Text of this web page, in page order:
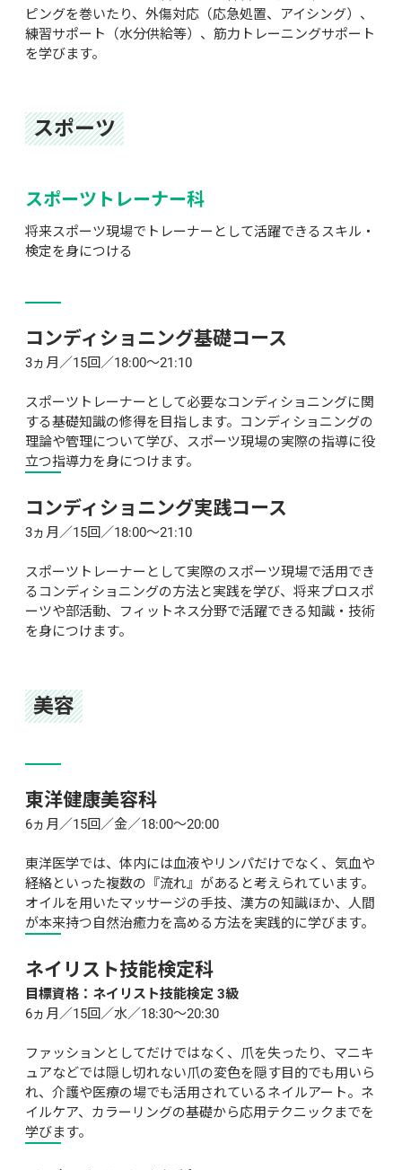
ピングを巻いたり、外傷対応（応急処置、アイシング）、
練習サポート（水分供給等）、筋力トレーニングサポート
を学びます。
スポーツ
スポーツトレーナー科
将来スポーツ現場でトレーナーとして活躍できるスキル・
検定を身につける
コンディショニング基礎コース
3ヵ月／15回／18:00～21:10
スポーツトレーナーとして必要なコンディショニングに関
する基礎知識の修得を目指します。コンディショニングの
理論や管理について学び、スポーツ現場の実際の指導に役
立つ指導力を身につけます。
コンディショニング実践コース
3ヵ月／15回／18:00～21:10
スポーツトレーナーとして実際のスポーツ現場で活用でき
るコンディショニングの方法と実践を学び、将来プロスポ
ーツや部活動、フィットネス分野で活躍できる知識・技術
を身につけます。
美容
東洋健康美容科
6ヵ月／15回／金／18:00～20:00
東洋医学では、体内には血液やリンパだけでなく、気血や
経絡といった複数の『流れ』があると考えられています。
オイルを用いたマッサージの手技、漢方の知識ほか、人間
が本来持つ自然治癒力を高める方法を実践的に学びます。
ネイリスト技能検定科
目標資格：ネイリスト技能検定 3級
6ヵ月／15回／水／18:30～20:30
ファッションとしてだけではなく、爪を失ったり、マニキ
ュアなどでは隠し切れない爪の変色を隠す目的でも用いら
れ、介護や医療の場でも活用されているネイルアート。ネ
イルケア、カラーリングの基礎から応用テクニックまでを
学びます。